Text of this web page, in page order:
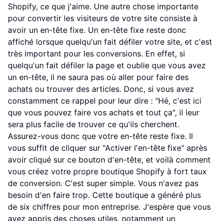
Shopify, ce que j'aime. Une autre chose importante
pour convertir les visiteurs de votre site consiste à
avoir un en-tête fixe. Un en-tête fixe reste donc
affiché lorsque quelqu'un fait défiler votre site, et c'est
très important pour les conversions. En effet, si
quelqu'un fait défiler la page et oublie que vous avez
un en-tête, il ne saura pas où aller pour faire des
achats ou trouver des articles. Donc, si vous avez
constamment ce rappel pour leur dire : "Hé, c'est ici
que vous pouvez faire vos achats et tout ça", il leur
sera plus facile de trouver ce qu'ils cherchent.
Assurez-vous donc que votre en-tête reste fixe. Il
vous suffit de cliquer sur "Activer l'en-tête fixe" après
avoir cliqué sur ce bouton d'en-tête, et voilà comment
vous créez votre propre boutique Shopify à fort taux
de conversion. C'est super simple. Vous n'avez pas
besoin d'en faire trop. Cette boutique a généré plus
de six chiffres pour mon entreprise. J'espère que vous
avez appris des choses utiles, notamment un